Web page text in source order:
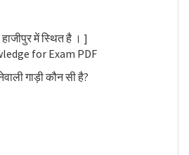
में स्थित है । ]
for Exam PDF
गाड़ी कौन सी है?